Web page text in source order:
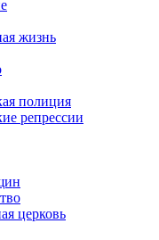
жизнь
полиция
репрессии
церковь